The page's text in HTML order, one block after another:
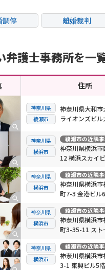
調停 離婚裁判
離婚
弁護士事務所を一
住所
神奈川県
綾瀬市
神奈川県大和
ライオンズビ
神奈川県
横浜市
綾瀬市の近隣
神奈川県横浜
12 横浜スカイ
神奈川県
横浜市
綾瀬市の近隣
神奈川県横浜
町7-3 金港ビル
神奈川県
横浜市
綾瀬市の近隣
神奈川県横浜市
町3-35-11 スト
神奈川県
横浜市
綾瀬市の近隣
神奈川県横浜
3-1 東興ビル5